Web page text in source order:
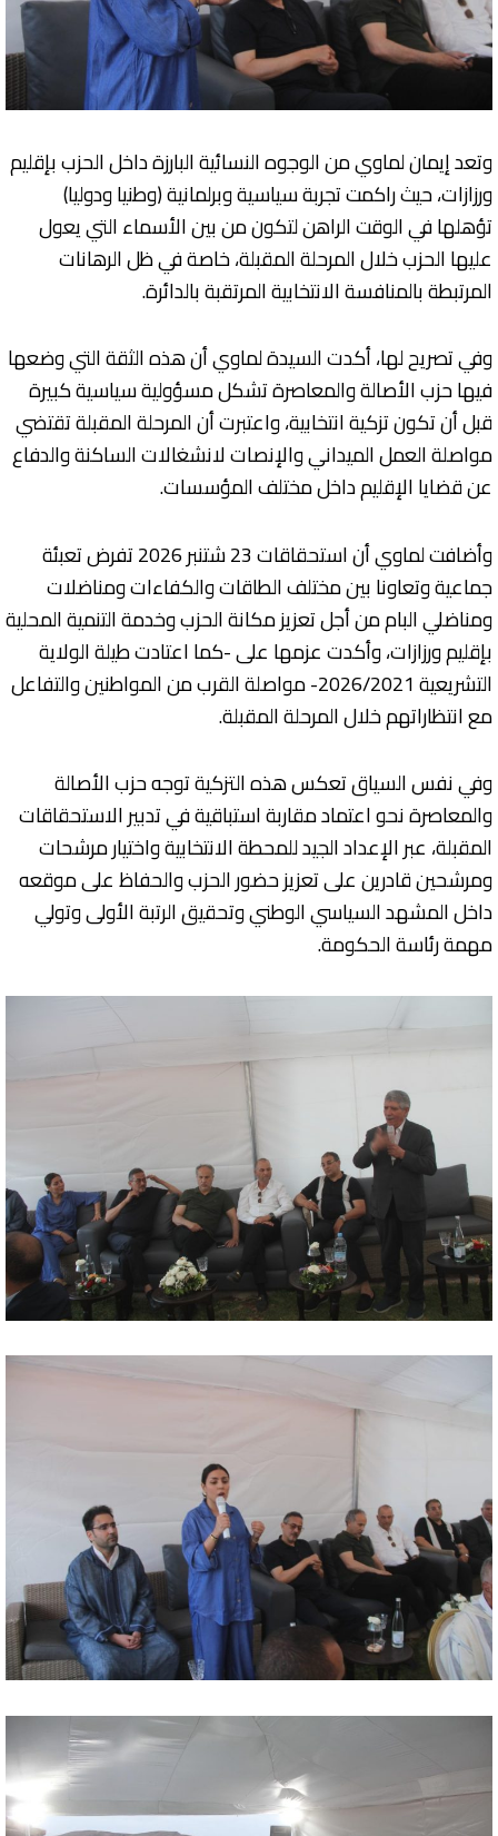
وتعد إيمان لماوي من الوجوه النسائية البارزة داخل الحزب بإقليم
ورزازات، حيث راكمت تجربة سياسية وبرلمانية (وطنيا ودوليا)
تؤهلها في الوقت الراهن لتكون من بين الأسماء التي يعول
عليها الحزب خلال المرحلة المقبلة، خاصة في ظل الرهانات
المرتبطة بالمنافسة الانتخابية المرتقبة بالدائرة.
وفي تصريح لها، أكدت السيدة لماوي أن هذه الثقة التي وضعها
فيها حزب الأصالة والمعاصرة تشكل مسؤولية سياسية كبيرة
قبل أن تكون تزكية انتخابية، واعتبرت أن المرحلة المقبلة تقتضي
مواصلة العمل الميداني والإنصات لانشغالات الساكنة والدفاع
عن قضايا الإقليم داخل مختلف المؤسسات.
وأضافت لماوي أن استحقاقات 23 شتنبر 2026 تفرض تعبئة
جماعية وتعاونا بين مختلف الطاقات والكفاءات ومناضلات
ومناضلي البام من أجل تعزيز مكانة الحزب وخدمة التنمية المحلية
بإقليم ورزازات، وأكدت عزمها على -كما اعتادت طيلة الولاية
التشريعية 2026/2021- مواصلة القرب من المواطنين والتفاعل
مع انتظاراتهم خلال المرحلة المقبلة.
وفي نفس السياق تعكس هذه التزكية توجه حزب الأصالة
والمعاصرة نحو اعتماد مقاربة استباقية في تدبير الاستحقاقات
المقبلة، عبر الإعداد الجيد للمحطة الانتخابية واختيار مرشحات
ومرشحين قادرين على تعزيز حضور الحزب والحفاظ على موقعه
داخل المشهد السياسي الوطني وتحقيق الرتبة الأولى وتولي
مهمة رئاسة الحكومة.